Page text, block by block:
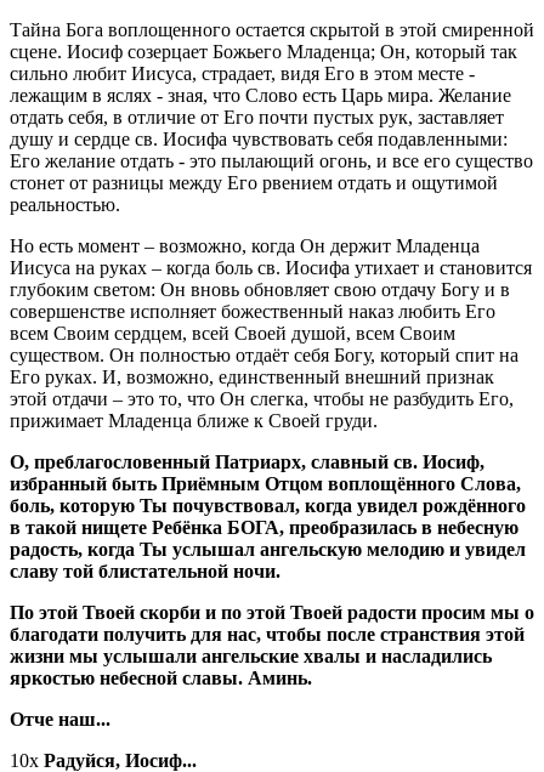
Тайна Бога воплощенного остается скрытой в этой смиренной
сцене. Иосиф созерцает Божьего Младенца; Он, который так
сильно любит Иисуса, страдает, видя Его в этом месте -
лежащим в яслях - зная, что Слово есть Царь мира. Желание
отдать себя, в отличие от Его почти пустых рук, заставляет
душу и сердце св. Иосифа чувствовать себя подавленными:
Его желание отдать - это пылающий огонь, и все его существо
стонет от разницы между Его рвением отдать и ощутимой
реальностью.
Но есть момент – возможно, когда Он держит Младенца
Иисуса на руках – когда боль св. Иосифа утихает и становится
глубоким светом: Он вновь обновляет свою отдачу Богу и в
совершенстве исполняет божественный наказ любить Его
всем Своим сердцем, всей Своей душой, всем Своим
существом. Он полностью отдаёт себя Богу, который спит на
Его руках. И, возможно, единственный внешний признак
этой отдачи – это то, что Он слегка, чтобы не разбудить Его,
прижимает Младенца ближе к Своей груди.
О, преблагословенный Патриарх, славный св. Иосиф,
избранный быть Приёмным Отцом воплощённого Слова,
боль, которую Ты почувствовал, когда увидел рождённого
в такой нищете Ребёнка БОГА, преобразилась в небесную
радость, когда Ты услышал ангельскую мелодию и увидел
славу той блистательной ночи.
По этой Твоей скорби и по этой Твоей радости просим мы о
благодати получить для нас, чтобы после странствия этой
жизни мы услышали ангельские хвалы и насладились
яркостью небесной славы. Аминь.
Отче наш...
10x Радуйся, Иосиф...